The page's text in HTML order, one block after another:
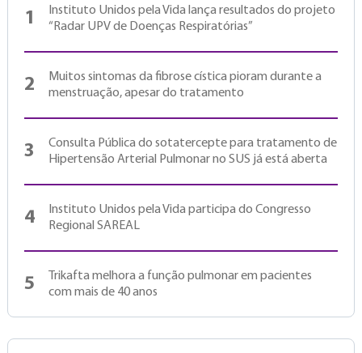
1
Instituto Unidos pela Vida lança resultados do projeto
“Radar UPV de Doenças Respiratórias”
2
Muitos sintomas da fibrose cística pioram durante a
menstruação, apesar do tratamento
3
Consulta Pública do sotatercepte para tratamento de
Hipertensão Arterial Pulmonar no SUS já está aberta
4
Instituto Unidos pela Vida participa do Congresso
Regional SAREAL
5
Trikafta melhora a função pulmonar em pacientes
com mais de 40 anos